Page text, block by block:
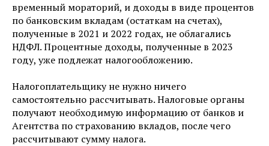
временный мораторий, и доходы в виде процентов
по банковским вкладам (остаткам на счетах),
полученные в 2021 и 2022 годах, не облагались
НДФЛ. Процентные доходы, полученные в 2023
году, уже подлежат налогообложению.
Налогоплательщику не нужно ничего
самостоятельно рассчитывать. Налоговые органы
получают необходимую информацию от банков и
Агентства по страхованию вкладов, после чего
рассчитывают сумму налога.